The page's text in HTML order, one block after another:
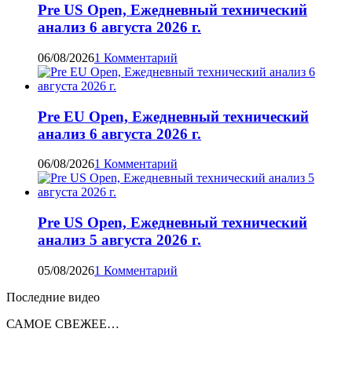
Pre US Open, Ежедневный технический
анализ 6 августа 2026 г.
06/08/20261 Комментарий
Pre EU Open, Ежедневный технический
анализ 6 августа 2026 г.
06/08/20261 Комментарий
Pre US Open, Ежедневный технический
анализ 5 августа 2026 г.
05/08/20261 Комментарий
Последние видео
САМОЕ СВЕЖЕЕ…